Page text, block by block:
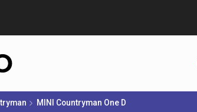
MINI Countryman One D